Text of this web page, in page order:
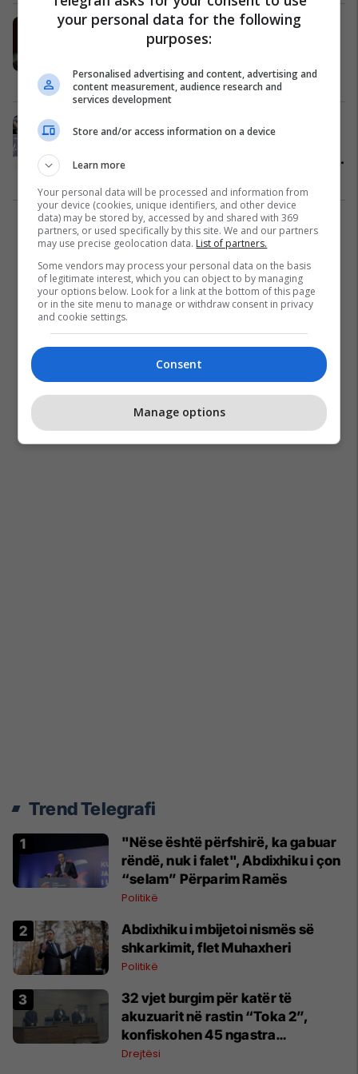
BE fton Kosovën në takimin e
ministrave në Helsinki, reagon
Politikë 19/08/2019
Fituan për herë të dytë në
shpërblehen në litra birre sa pesha
1
Trend Telegrafi
"Nëse është përfshirë, ka gabuar
rëndë, nuk i falet", Abdixhiku i çon
“selam” Përparim Ramës
Politikë
Abdixhiku i mbijetoi nismës së
shkarkimit, flet Muhaxheri
Politikë
32 vjet burgim për katër të
akuzuarit në rastin “Toka 2”,
konfiskohen 45 ngastra
kadastrale
Drejtësi
your personal data for the following
purposes:
Personalised advertising and content, advertising and
content measurement, audience research and
services development
Store and/or access information on a device
Learn more
Your personal data will be processed and information from
your device (cookies, unique identifiers, and other device
data) may be stored by, accessed by and shared with 369
partners, or used specifically by this site. We and our partners
may use precise geolocation data. List of partners.
Some vendors may process your personal data on the basis
of legitimate interest, which you can object to by managing
your options below. Look for a link at the bottom of this page
or in the site menu to manage or withdraw consent in privacy
and cookie settings.
Consent
Manage options